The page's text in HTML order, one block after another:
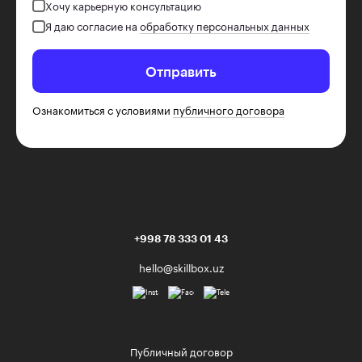
Хочу карьерную консультацию
Я даю согласие на обработку персональных данных
Отправить
Ознакомиться с условиями публичного договора
+998 78 333 01 43
hello@skillbox.uz
Публичный договор